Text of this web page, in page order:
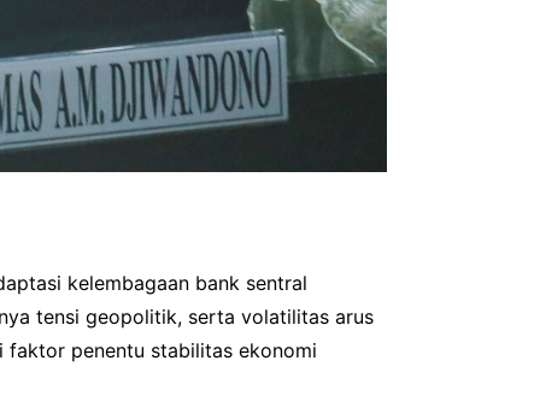
kelembagaan bank sentral
tensi geopolitik, serta volatilitas arus
faktor penentu stabilitas ekonomi